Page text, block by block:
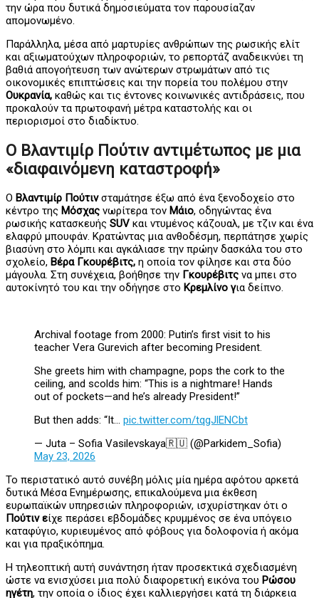
την ώρα που δυτικά δημοσιεύματα τον παρουσίαζαν
απομονωμένο.
Παράλληλα, μέσα από μαρτυρίες ανθρώπων της ρωσικής ελίτ
και αξιωματούχων πληροφοριών, το ρεπορτάζ αναδεικνύει τη
βαθιά απογοήτευση των ανώτερων στρωμάτων από τις
οικονομικές επιπτώσεις και την πορεία του πολέμου στην
Ουκρανία, καθώς και τις έντονες κοινωνικές αντιδράσεις, που
προκαλούν τα πρωτοφανή μέτρα καταστολής και οι
περιορισμοί στο διαδίκτυο.
Ο Βλαντιμίρ Πούτιν αντιμέτωπος με μια
«διαφαινόμενη καταστροφή»
Ο Βλαντιμίρ Πούτινσταμάτησε έξω από ένα ξενοδοχείο στο
κέντρο της Μόσχας νωρίτερα τον Μάιο, οδηγώντας ένα
ρωσικής κατασκευής SUV και ντυμένος κάζουαλ, με τζιν και ένα
ελαφρύ μπουφάν. Κρατώντας μια ανθοδέσμη, περπάτησε χωρίς
βιασύνη στο λόμπι και αγκάλιασε την πρώην δασκάλα του στο
σχολείο, Βέρα Γκουρέβιτς, η οποία τον φίλησε και στα δύο
μάγουλα. Στη συνέχεια, βοήθησε την Γκουρέβιτς να μπει στο
αυτοκίνητό του και την οδήγησε στο Κρεμλίνο για δείπνο.
Archival footage from 2000: Putin’s first visit to his
teacher Vera Gurevich after becoming President.
She greets him with champagne, pops the cork to the
ceiling, and scolds him: “This is a nightmare! Hands
out of pockets—and he’s already President!”
But then adds: “It… pic.twitter.com/tqgJlENCbt
— Juta – Sofia Vasilevskaya🇷🇺 (@Parkidem_Sofia)
May 23, 2026
Το περιστατικό αυτό συνέβη μόλις μία ημέρα αφότου αρκετά
δυτικά Μέσα Ενημέρωσης, επικαλούμενα μια έκθεση
ευρωπαϊκών υπηρεσιών πληροφοριών, ισχυρίστηκαν ότι ο
Πούτιν είχε περάσει εβδομάδες κρυμμένος σε ένα υπόγειο
καταφύγιο, κυριευμένος από φόβους για δολοφονία ή ακόμα
και για πραξικόπημα.
Η τηλεοπτική αυτή συνάντηση ήταν προσεκτικά σχεδιασμένη
ώστε να ενισχύσει μια πολύ διαφορετική εικόνα του Ρώσου
ηγέτη, την οποία ο ίδιος έχει καλλιεργήσει κατά τη διάρκεια